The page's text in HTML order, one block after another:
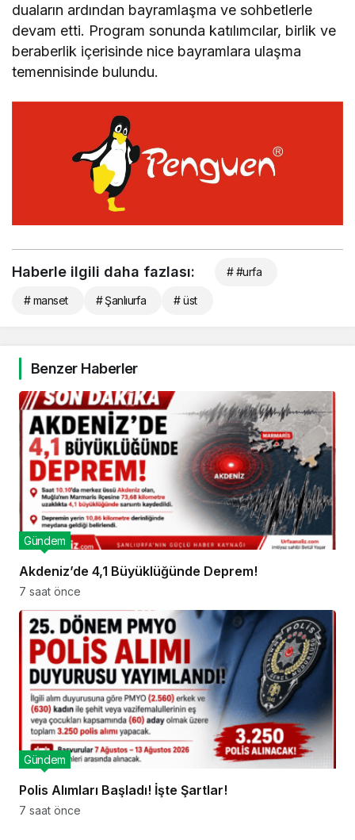
duaların ardından bayramlaşma ve sohbetlerle
devam etti. Program sonunda katılımcılar, birlik ve
beraberlik içerisinde nice bayramlara ulaşma
temennisinde bulundu.
Haberle ilgili daha fazlası: # #urfa
# manset # Şanlıurfa # üst
Benzer Haberler
Akdeniz’de 4,1 Büyüklüğünde Deprem!
Gündem
7 saat önce
Polis Alımları Başladı! İşte Şartlar!
Gündem
7 saat önce